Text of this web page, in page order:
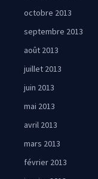
octobre 2013
septembre 2013
août 2013
juillet 2013
juin 2013
mai 2013
avril 2013
mars 2013
février 2013